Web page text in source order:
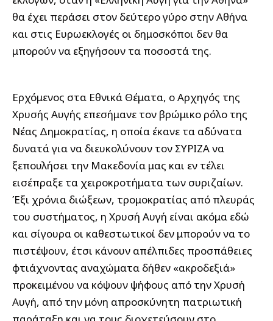
θα έχει περάσει στον δεύτερο γύρο στην Αθήνα
και στις Ευρωεκλογές οι δημοσκόποι δεν θα
μπορούν να εξηγήσουν τα ποσοστά της.
Ερχόμενος στα Εθνικά Θέματα, ο Αρχηγός της
Χρυσής Αυγής επεσήμανε τον βρώμικο ρόλο της
Νέας Δημοκρατίας, η οποία έκανε τα αδύνατα
δυνατά για να διευκολύνουν τον ΣΥΡΙΖΑ να
ξεπουλήσει την Μακεδονία μας και εν τέλει
εισέπραξε τα χειροκροτήματα των συριζαίων.
Έξι χρόνια διώξεων, τρομοκρατίας από πλευράς
του συστήματος, η Χρυσή Αυγή είναι ακόμα εδώ
και σίγουρα οι καθεστωτικοί δεν μπορούν να το
πιστέψουν, έτσι κάνουν απέλπιδες προσπάθειες
φτιάχνοντας αναχώματα δήθεν «ακροδεξιά»
προκειμένου να κόψουν ψήφους από την Χρυσή
Αυγή, από την μόνη απροσκύνητη πατριωτική